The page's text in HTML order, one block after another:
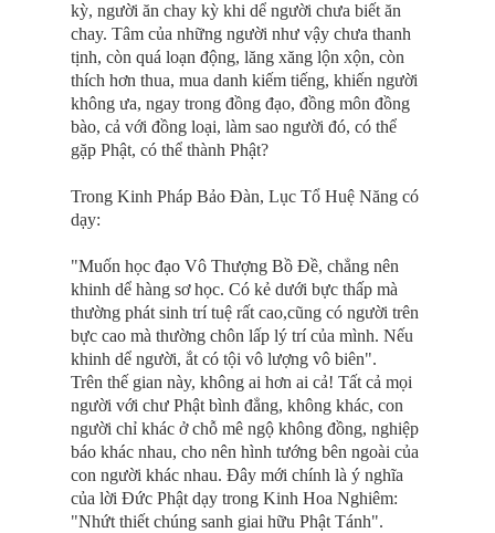
kỳ, người ăn chay kỳ khi dể người chưa biết ăn
chay. Tâm của những người như vậy chưa thanh
tịnh, còn quá loạn động, lăng xăng lộn xộn, còn
thích hơn thua, mua danh kiếm tiếng, khiến người
không ưa, ngay trong đồng đạo, đồng môn đồng
bào, cả với đồng loại, làm sao người đó, có thể
gặp Phật, có thể thành Phật?
Trong Kinh Pháp Bảo Ðàn, Lục Tổ Huệ Năng có
dạy:
"Muốn học đạo Vô Thượng Bồ Ðề, chẳng nên
khinh dể hàng sơ học. Có kẻ dưới bực thấp mà
thường phát sinh trí tuệ rất cao,cũng có người trên
bực cao mà thường chôn lấp lý trí của mình. Nếu
khinh dể người, ắt có tội vô lượng vô biên".
Trên thế gian này, không ai hơn ai cả! Tất cả mọi
người với chư Phật bình đẳng, không khác, con
người chỉ khác ở chỗ mê ngộ không đồng, nghiệp
báo khác nhau, cho nên hình tướng bên ngoài của
con người khác nhau. Ðây mới chính là ý nghĩa
của lời Ðức Phật dạy trong Kinh Hoa Nghiêm:
"Nhứt thiết chúng sanh giai hữu Phật Tánh".